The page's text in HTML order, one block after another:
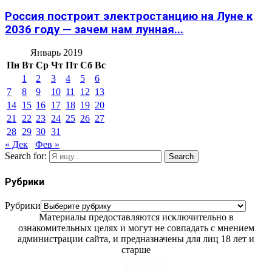
Россия построит электростанцию на Луне к
2036 году — зачем нам лунная...
Январь 2019
Пн Вт Ср Чт Пт Сб Вс
1
2 3 4 5
6
7
8 9 10 11 12 13
14 15 16 17 18 19 20
21
22 23 24 25 26 27
28 29 30 31
« Дек
Фев »
Search for:
Search
Рубрики
Рубрики
Материалы предоставляются исключительно в
ознакомительных целях и могут не совпадать с мнением
администрации сайта, и предназначены для лиц 18 лет и
старше